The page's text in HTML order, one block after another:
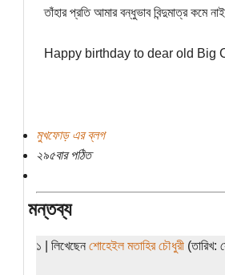
তাঁহার প্রতি আমার বন্ধুভাব বিন্দুমাত্র কমে
Happy birthday to dear old Big
মুখফোড় এর ব্লগ
২৯৫বার পঠিত
মন্তব্য
১ | লিখেছেন শোহেইল মতাহির চৌধুরী(তারিখ: